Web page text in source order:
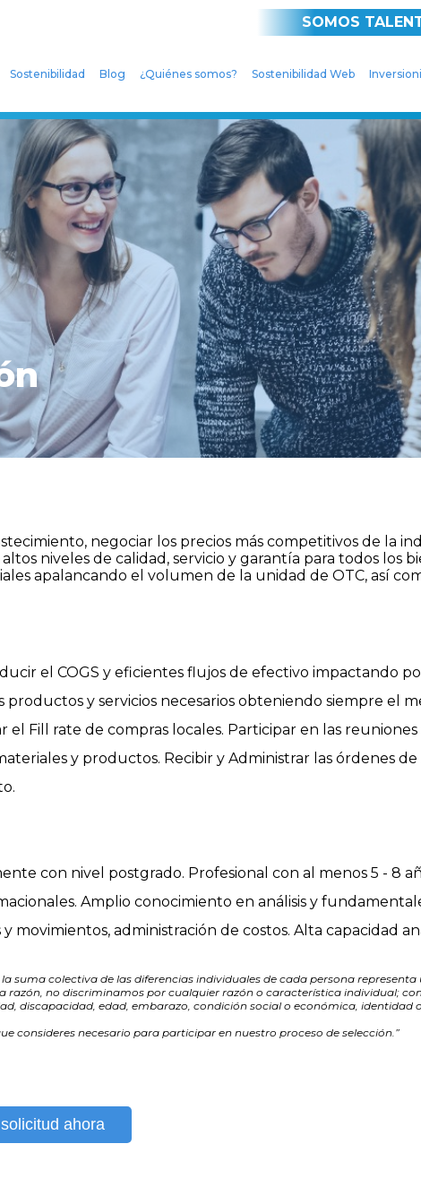
SOMOS
Sostenibilidad Blog ¿Quiénes somos? Sostenibilidad Web
negociar los precios más competitivos de la
niveles de calidad, servicio y garantía para todos los
apalancando el volumen de la unidad de OTC, así
el COGS y eficientes flujos de efectivo impactando
y servicios necesarios obteniendo siempre el
Fill rate de compras locales. Participar en las
y productos. Recibir y Administrar las órdenes
con nivel postgrado. Profesional con al menos 5 - 8
Amplio conocimiento en análisis y
movimientos, administración de costos. Alta capacidad
suma colectiva de las diferencias individuales de cada persona
no discriminamos por cualquier razón o característica individual;
discapacidad, edad, embarazo, condición social o económica, identidad
consideres necesario para participar en nuestro proceso de selección.”
ahora